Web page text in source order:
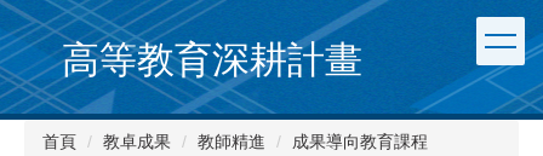
跳
到
主
要
內
高等教育深耕計畫
首頁 教卓成果 教師精進 成果導向教育課程